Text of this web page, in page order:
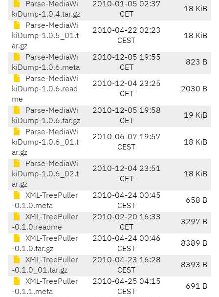
Parse-MediaWi
kiDump-1.0.4.tar.gz
2010-01-05 02:37
CET
18 KiB
Parse-MediaWi
kiDump-1.0.5_01.t
ar.gz
2010-04-22 02:23
CEST
18 KiB
Parse-MediaWi
kiDump-1.0.6.meta
2010-12-05 19:55
CET
823 B
Parse-MediaWi
kiDump-1.0.6.read
me
2010-12-04 23:25
CET
2030 B
Parse-MediaWi
kiDump-1.0.6.tar.gz
2010-12-05 19:58
CET
19 KiB
Parse-MediaWi
kiDump-1.0.6_01.t
ar.gz
2010-06-07 19:57
CEST
18 KiB
Parse-MediaWi
kiDump-1.0.6_02.t
ar.gz
2010-12-04 23:51
CET
18 KiB
XML-TreePuller
-0.1.0.meta
2010-04-24 00:45
CEST
658 B
XML-TreePuller
-0.1.0.readme
2010-02-20 16:33
CET
3297 B
XML-TreePuller
-0.1.0.tar.gz
2010-04-24 00:46
CEST
8389 B
XML-TreePuller
-0.1.0_01.tar.gz
2010-04-23 16:28
CEST
8393 B
XML-TreePuller
-0.1.1.meta
2010-04-25 04:15
CEST
691 B